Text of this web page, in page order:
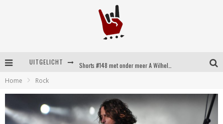
UITGELICHT
Britse emorockers van Basement maken tweede comeback met het indrukwekkende ‘Wired’
Home Rock